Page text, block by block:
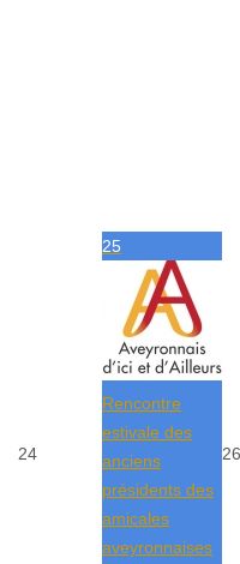
24
25
Rencontre
estivale des
anciens
présidents des
amicales
aveyronnaises
26